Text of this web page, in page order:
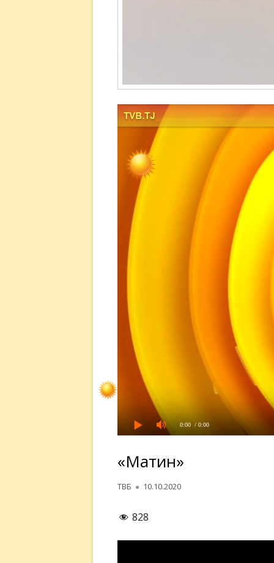
0:00 / 0:00
«Матин»
Автор
ТВБ Опубликовано
10.10.2020
828